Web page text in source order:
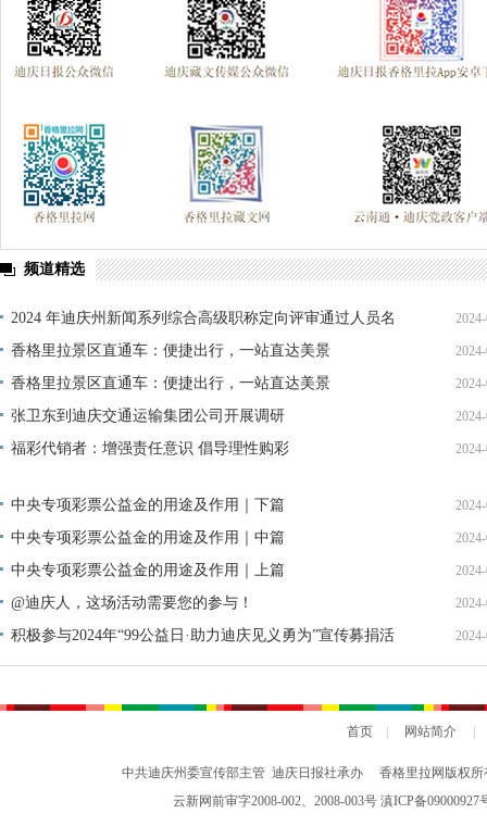
频道精选
2024 年迪庆州新闻系列综合高级职称定向评审通过人员名
单公示
香格里拉景区直通车：便捷出行，一站直达美景
香格里拉景区直通车：便捷出行，一站直达美景
张卫东到迪庆交通运输集团公司开展调研
福彩代销者：增强责任意识 倡导理性购彩
中央专项彩票公益金的用途及作用｜下篇
中央专项彩票公益金的用途及作用｜中篇
中央专项彩票公益金的用途及作用｜上篇
@迪庆人，这场活动需要您的参与！
积极参与2024年“99公益日·助力迪庆见义勇为”宣传募捐活
动倡议书